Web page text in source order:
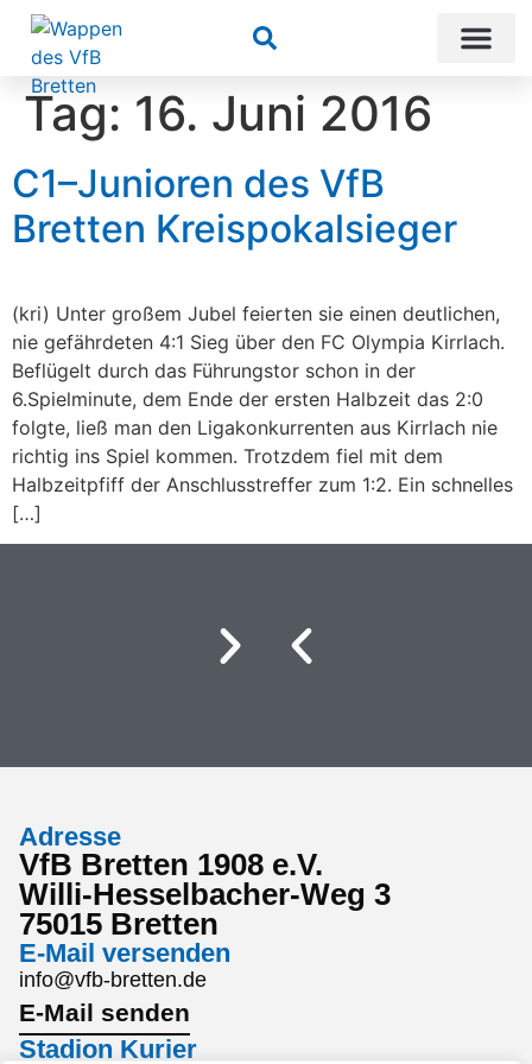
Suchen
Tag: 16. Juni 2016
C1–Junioren des VfB
Bretten Kreispokalsieger
(kri) Unter großem Jubel feierten sie einen deutlichen,
nie gefährdeten 4:1 Sieg über den FC Olympia Kirrlach.
Beflügelt durch das Führungstor schon in der
6.Spielminute, dem Ende der ersten Halbzeit das 2:0
folgte, ließ man den Ligakonkurrenten aus Kirrlach nie
richtig ins Spiel kommen. Trotzdem fiel mit dem
Halbzeitpfiff der Anschlusstreffer zum 1:2. Ein schnelles
[…]
Adresse
VfB Bretten 1908 e.V.
Willi-Hesselbacher-Weg 3
75015 Bretten
E-Mail versenden
info@vfb-bretten.de
E-Mail senden
Stadion Kurier